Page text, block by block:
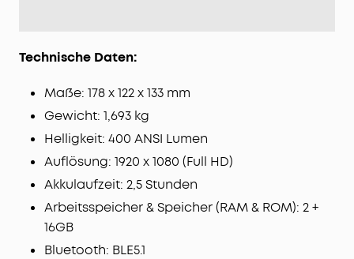
Technische Daten:
Maße: 178 x 122 x 133 mm
Gewicht: 1,693 kg
Helligkeit: 400 ANSI Lumen
Auflösung: 1920 x 1080 (Full HD)
Akkulaufzeit: 2,5 Stunden
Arbeitsspeicher & Speicher (RAM & ROM): 2 +
16GB
Bluetooth: BLE5.1